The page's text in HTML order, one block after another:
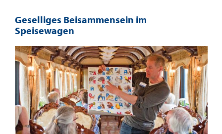
Geselliges Beisammensein im
Speisewagen